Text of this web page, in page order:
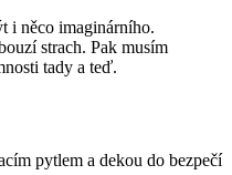
i něco imaginárního.
strach. Pak musím
tady a teď.
pytlem a dekou do bezpečí